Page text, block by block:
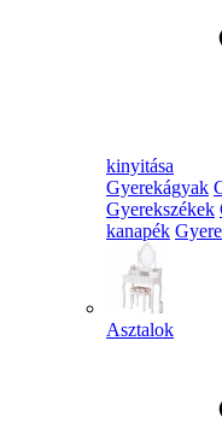
kinyitása
Gyerekágyak
Gyerekszékek
kanapék
Asztalok